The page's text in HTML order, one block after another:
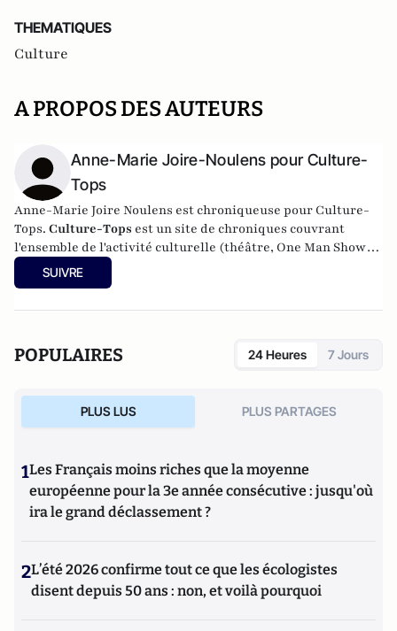
THEMATIQUES
Culture
A PROPOS DES AUTEURS
Anne-Marie Joire-Noulens pour Culture-
Tops
Anne-Marie Joire Noulens est chroniqueuse pour Culture-
Tops. Culture-Tops est un site de chroniques couvrant
l'ensemble de l'activité culturelle (théâtre, One Man Shows,
opéras, ballets, spectacles divers, cinéma, expos, livres,
etc.). Culture-Tops a été créé en novembre 2013 par Jacques
SUIVRE
POPULAIRES 24 Heures 7 Jours
PLUS LUS PLUS PARTAGES
1Les Français moins riches que la moyenne
européenne pour la 3e année consécutive : jusqu'où
ira le grand déclassement ?
2L’été 2026 confirme tout ce que les écologistes
disent depuis 50 ans : non, et voilà pourquoi